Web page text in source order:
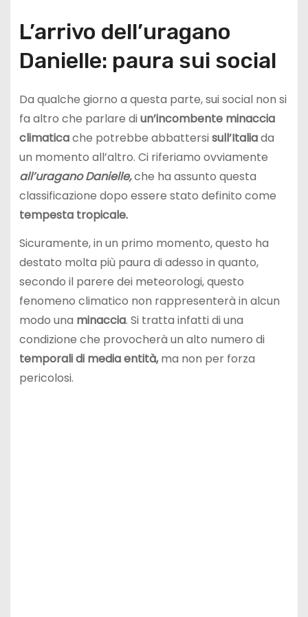
L’arrivo dell’uragano
Danielle: paura sui social
Da qualche giorno a questa parte, sui social non si
fa altro che parlare diun’incombente minaccia
climaticache potrebbe abbattersisull’Italiada
un momento all’altro. Ci riferiamo ovviamente
all’uragano Danielle,che ha assunto questa
classificazione dopo essere stato definito come
tempesta tropicale.
Sicuramente, in un primo momento, questo ha
destato molta più paura di adesso in quanto,
secondo il parere dei meteorologi, questo
fenomeno climatico non rappresenterà in alcun
modo una minaccia. Si tratta infatti di una
condizione che provocherà un alto numero di
temporali di media entità,ma non per forza
pericolosi.